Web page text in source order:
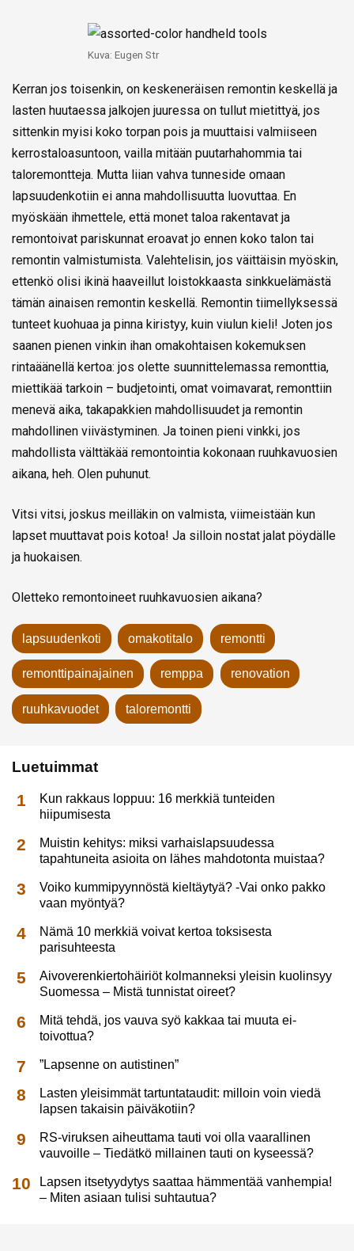
Kuva: Eugen Str
Kerran jos toisenkin, on keskeneräisen remontin keskellä ja
lasten huutaessa jalkojen juuressa on tullut mietittyä, jos
sittenkin myisi koko torpan pois ja muuttaisi valmiiseen
kerrostaloasuntoon, vailla mitään puutarhahommia tai
taloremontteja. Mutta liian vahva tunneside omaan
lapsuudenkotiin ei anna mahdollisuutta luovuttaa. En
myöskään ihmettele, että monet taloa rakentavat ja
remontoivat pariskunnat eroavat jo ennen koko talon tai
remontin valmistumista. Valehtelisin, jos väittäisin myöskin,
ettenkö olisi ikinä haaveillut loistokkaasta sinkkuelämästä
tämän ainaisen remontin keskellä. Remontin tiimellyksessä
tunteet kuohuaa ja pinna kiristyy, kuin viulun kieli! Joten jos
saanen pienen vinkin ihan omakohtaisen kokemuksen
rintaäänellä kertoa: jos olette suunnittelemassa remonttia,
miettikää tarkoin – budjetointi, omat voimavarat, remonttiin
menevä aika, takapakkien mahdollisuudet ja remontin
mahdollinen viivästyminen. Ja toinen pieni vinkki, jos
mahdollista välttäkää remontointia kokonaan ruuhkavuosien
aikana, heh. Olen puhunut.
Vitsi vitsi, joskus meilläkin on valmista, viimeistään kun
lapset muuttavat pois kotoa! Ja silloin nostat jalat pöydälle
ja huokaisen.
Oletteko remontoineet ruuhkavuosien aikana?
lapsuudenkoti omakotitalo remontti
remonttipainajainen remppa renovation
ruuhkavuodet taloremontti
Luetuimmat
Kun rakkaus loppuu: 16 merkkiä tunteiden
hiipumisesta
Muistin kehitys: miksi varhaislapsuudessa
tapahtuneita asioita on lähes mahdotonta muistaa?
Voiko kummipyynnöstä kieltäytyä? -Vai onko pakko
vaan myöntyä?
Nämä 10 merkkiä voivat kertoa toksisesta
parisuhteesta
Aivoverenkiertohäiriöt kolmanneksi yleisin kuolinsyy
Suomessa – Mistä tunnistat oireet?
Mitä tehdä, jos vauva syö kakkaa tai muuta ei-
toivottua?
”Lapsenne on autistinen”
Lasten yleisimmät tartuntataudit: milloin voin viedä
lapsen takaisin päiväkotiin?
RS-viruksen aiheuttama tauti voi olla vaarallinen
vauvoille – Tiedätkö millainen tauti on kyseessä?
Lapsen itsetyydytys saattaa hämmentää vanhempia!
– Miten asiaan tulisi suhtautua?